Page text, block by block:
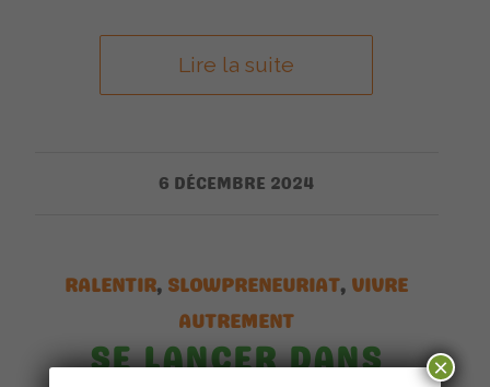
Lire la suite
6 DÉCEMBRE 2024
RALENTIR, SLOWPRENEURIAT, VIVRE
AUTREMENT
SE LANCER DANS
×